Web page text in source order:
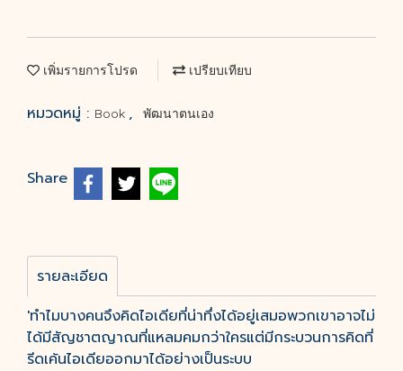
เพิ่มรายการโปรด เปรียบเทียบ
หมวดหมู่ : Book , พัฒนาตนเอง
Share
รายละเอียด
'ทำไมบางคนจึงคิดไอเดียที่น่าทึ่งได้อยู่เสมอพวกเขาอาจไม่
ได้มีสัญชาตญาณที่แหลมคมกว่าใครแต่มีกระบวนการคิดที่
รีดเค้นไอเดียออกมาได้อย่างเป็นระบบ